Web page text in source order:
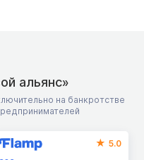
альянс»
на банкротстве
5.0